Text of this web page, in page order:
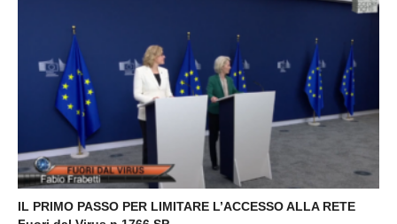
IL PRIMO PASSO PER LIMITARE L’ACCESSO ALLA RETE